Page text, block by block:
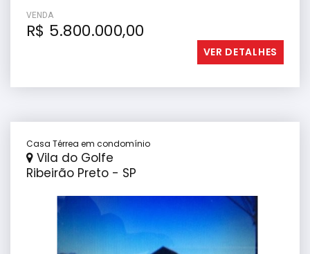
VENDA
R$ 5.800.000,00
VER DETALHES
Casa Térrea em condomínio
Vila do Golfe
Ribeirão Preto - SP